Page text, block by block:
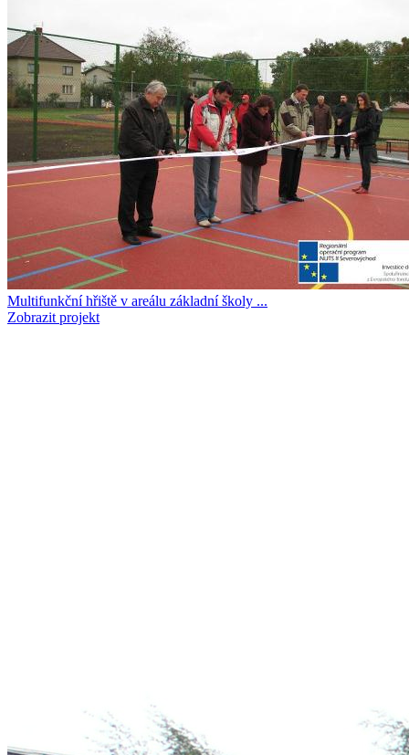
Multifunkční hřiště v areálu základní školy ...
Zobrazit projekt